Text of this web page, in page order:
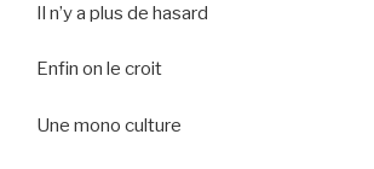
Il n’y a plus de hasard
Enfin on le croit
Une mono culture